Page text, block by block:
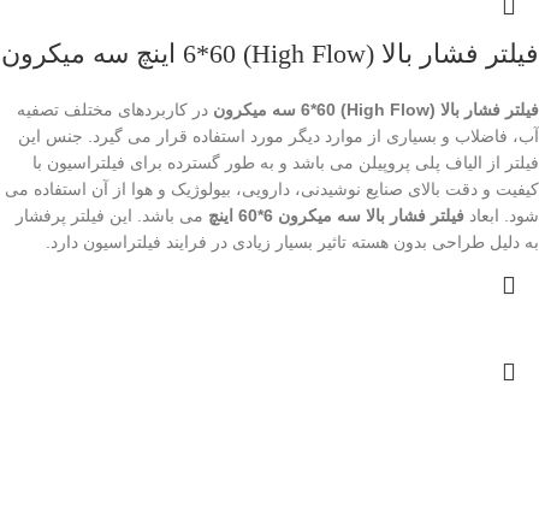
فیلتر فشار بالا (High Flow) 6*60 اینچ سه میکرون
فیلتر فشار بالا (High Flow) 6*60 سه میکرون
در کاربردهای مختلف تصفیه
آب، فاضلاب و بسیاری از موارد دیگر مورد استفاده قرار می گیرد. جنس این
فیلتر از الیاف پلی پروپیلن می باشد و به طور گسترده برای فیلتراسیون با
کیفیت و دقت بالای صنایع نوشیدنی، دارویی، بیولوژیک و هوا از آن استفاده می
شود. ابعاد فیلتر فشار بالا سه میکرون 6*60 اینچ
می باشد. این فیلتر پرفشار
به دلیل طراحی بدون هسته تاثیر بسیار زیادی در فرایند فیلتراسیون دارد.